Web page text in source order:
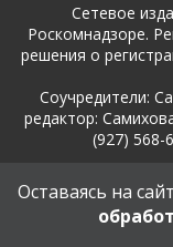
Сетевое
Роскомнадзоре.
решения о
Соучредители:
редактор:
(927) 568-
Политика в
Оставаясь на